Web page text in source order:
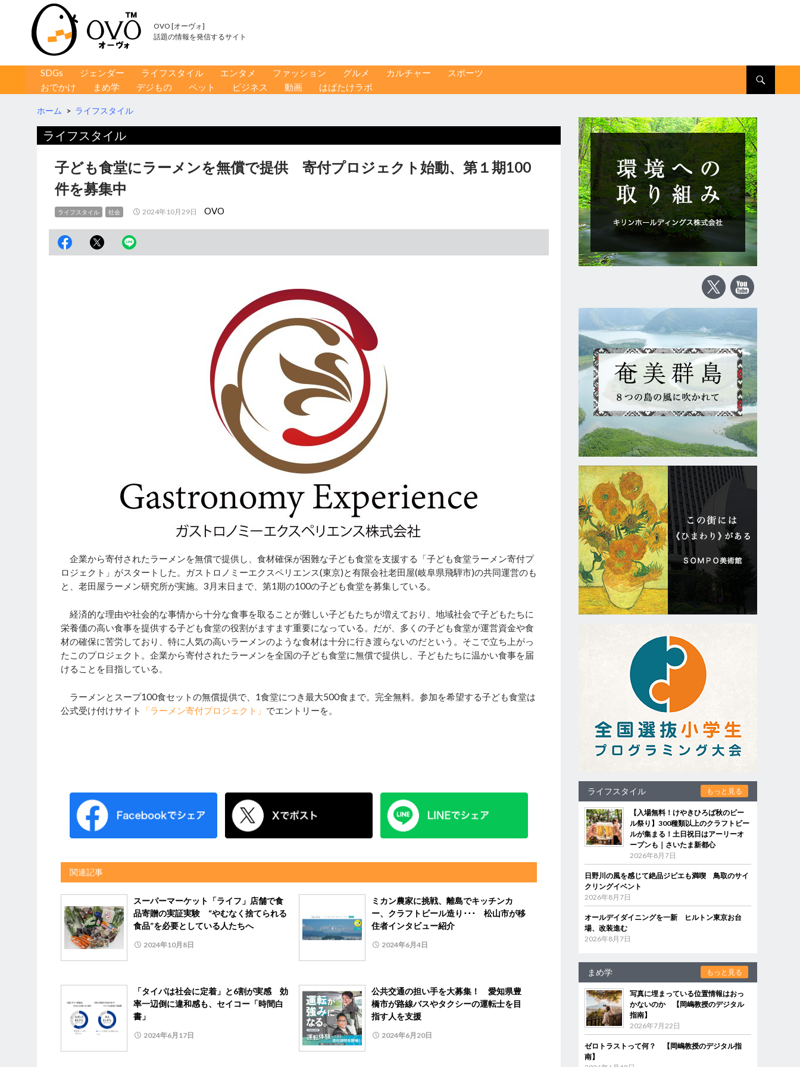
OVO [オーヴォ]
話題の情報を発信するサイト
コンテンツへ移動
SDGs ジェンダー ライフスタイル エンタメ ファッション グルメ カルチャー
スポーツ
おでかけ
まめ学 デジもの ペット ビジネス 動画 はばたけラボ
ホーム > ライフスタイル
ライフスタイル
子ども食堂にラーメンを無償で提供 寄付プロジェクト始動、第１期100
件を募集中
ライフスタイル 社会 2024年10月29日 OVO
企業から寄付されたラーメンを無償で提供し、食材確保が困難な子ども食堂を支援する「子ども食堂ラーメン寄付プ
ロジェクト」がスタートした。ガストロノミーエクスペリエンス(東京)と有限会社老田屋(岐阜県飛騨市)の共同運営のも
と、老田屋ラーメン研究所が実施。3月末日まで、第1期の100の子ども食堂を募集している。
経済的な理由や社会的な事情から十分な食事を取ることが難しい子どもたちが増えており、地域社会で子どもたちに
栄養価の高い食事を提供する子ども食堂の役割がますます重要になっている。だが、多くの子ども食堂が運営資金や食
材の確保に苦労しており、特に人気の高いラーメンのような食材は十分に行き渡らないのだという。そこで立ち上がっ
たこのプロジェクト。企業から寄付されたラーメンを全国の子ども食堂に無償で提供し、子どもたちに温かい食事を届
けることを目指している。
ラーメンとスープ100食セットの無償提供で、1食堂につき最大500食まで。完全無料。参加を希望する子ども食堂は
公式受け付けサイト
「ラーメン寄付プロジェクト」 でエントリーを。
関連記事
スーパーマーケット「ライフ」店舗で食
品寄贈の実証実験 “やむなく捨てられる
食品”を必要としている人たちへ
2024年10月8日
ミカン農家に挑戦、離島でキッチンカ
ー、クラフトビール造り･･･ 松山市が移
住者インタビュー紹介
2024年6月4日
「タイパは社会に定着」と6割が実感 効
率一辺倒に違和感も、セイコー「時間白
書」
2024年6月17日
公共交通の担い手を大募集！ 愛知県豊
橋市が路線バスやタクシーの運転士を目
指す人を支援
2024年6月20日
ライフスタイル もっと見る
【入場無料！けやきひろば秋のビー
ル祭り】300種類以上のクラフトビー
ルが集まる！土日祝日はアーリーオ
ープンも｜さいたま新都心
2026年8月7日
日野川の風を感じて絶品ジビエも満喫 鳥取のサイ
クリングイベント
2026年8月7日
オールデイダイニングを一新 ヒルトン東京お台
場、改装進む
2026年8月7日
まめ学 もっと見る
写真に埋まっている位置情報はおっ
かないのか 【岡嶋教授のデジタル
指南】
2026年7月22日
ゼロトラストって何？ 【岡嶋教授のデジタル指
南】